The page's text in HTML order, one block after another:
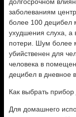
заболеваниям
более 100 децибел
ухудшения слуха, а
потери. Шум более
убийственен для
человека в
децибел в дневное
Как выбрать
Для домашнего